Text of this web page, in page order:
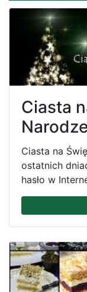
Ciasta
Ciasta na
ostatnich
hasło w